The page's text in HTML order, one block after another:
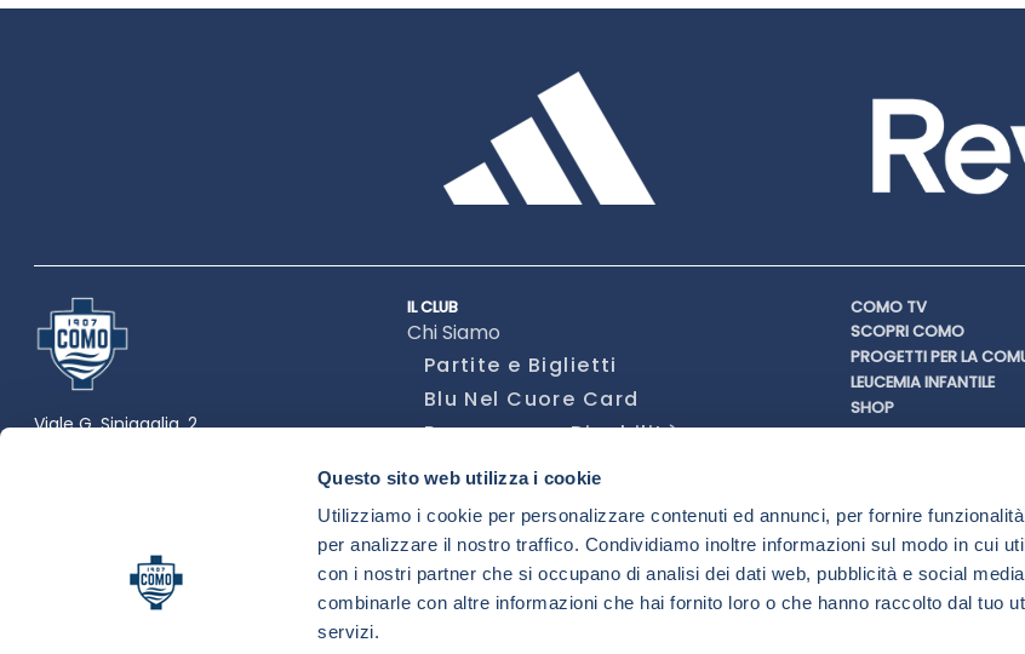
Questo sito web utilizza i cookie
Utilizziamo i cookie per personalizzare contenuti ed annunci, per fornire
per analizzare il nostro traffico. Condividiamo inoltre informazioni sul modo in cui
con i nostri partner che si occupano di analisi dei dati web, pubblicità e social
combinarle con altre informazioni che hai fornito loro o che hanno raccolto dal tuo
servizi.
Viale G. Sinigaglia, 2
IL CLUB
Chi Siamo
Partite e Biglietti
Blu Nel Cuore Card
Persone con Disabilità
Vicini di casa
Notizie
Calendario
Storia
Squadra
COMO TV
SCOPRI COMO
PROGETTI PER LA
LEUCEMIA INFANTILE
SHOP
Regolamento Stadio
Privacy Policy
Termini e Condizioni
Politica sull’uso dei
Impostazioni